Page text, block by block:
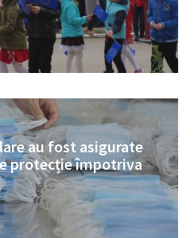
au fost asigurate
protecție împotriva